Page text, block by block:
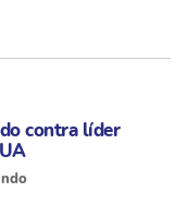
contra líder